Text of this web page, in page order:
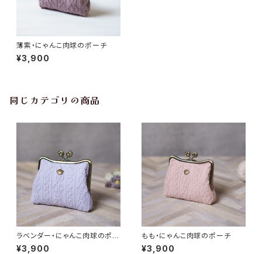
薄紫・にゃんこ肉球のポーチ
¥3,900
同じカテゴリの商品
ラベンダー・にゃんこ肉球のポー
チ
¥3,900
もも・にゃんこ肉球のポーチ
¥3,900